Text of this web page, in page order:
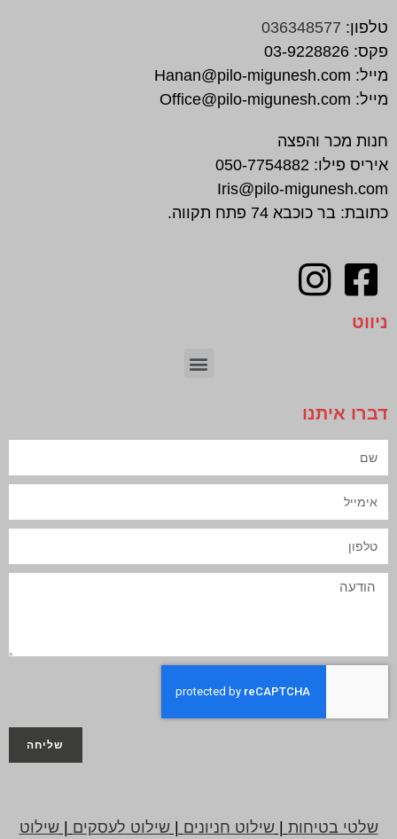
טלפון: 036348577
פקס: 03-9228826
מייל: Hanan@pilo-migunesh.com
מייל: Office@pilo-migunesh.com
חנות מכר והפצה
איריס פילו: 050-7754882
Iris@pilo-migunesh.com
כתובת: בר כוכבא 74 פתח תקווה.
ניווט
דברו איתנו
שליחה
שלטי בטיחות |שילוט חניונים |שילוט לעסקים |שילוט